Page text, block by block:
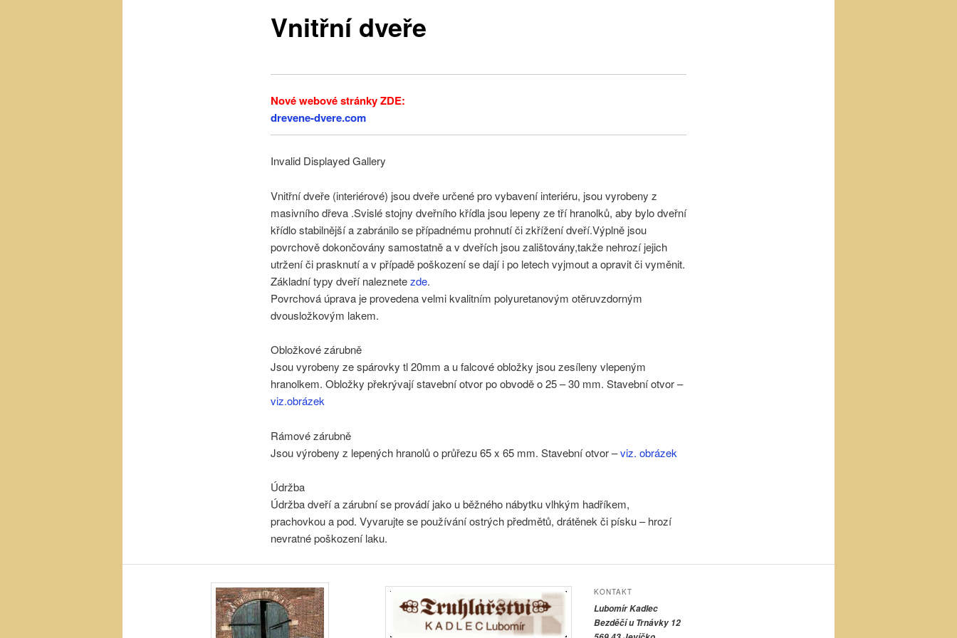
Vnitřní dveře
Nové webové stránky ZDE:
drevene-dvere.com
Invalid Displayed Gallery
Vnitřní dveře (interiérové) jsou dveře určené pro vybavení interiéru, jsou vyrobeny z
masivního dřeva .Svislé stojny dveřního křídla jsou lepeny ze tří hranolků, aby bylo dveřní
křídlo stabilnější a zabránilo se případnému prohnutí či zkřížení dveří.Výplně jsou
povrchově dokončovány samostatně a v dveřích jsou zalištovány,takže nehrozí jejich
utržení či prasknutí a v případě poškození se dají i po letech vyjmout a opravit či vyměnit.
Základní typy dveří naleznetezde.
Povrchová úprava je provedena velmi kvalitním polyuretanovým otěruvzdorným
dvousložkovým lakem.
Obložkové zárubně
Jsou vyrobeny ze spárovky tl 20mm a u falcové obložky jsou zesíleny vlepeným
hranolkem. Obložky překrývají stavební otvor po obvodě o 25 – 30 mm. Stavební otvor –
viz.obrázek
Rámové zárubně
Jsou výrobeny z lepených hranolů o průřezu 65 x 65 mm. Stavební otvor –viz. obrázek
Údržba
Údržba dveří a zárubní se provádí jako u běžného nábytku vlhkým hadříkem,
prachovkou a pod. Vyvarujte se používání ostrých předmětů, drátěnek či písku – hrozí
nevratné poškození laku.
KONTAKT
Lubomír Kadlec
Bezděčí u Trnávky 12